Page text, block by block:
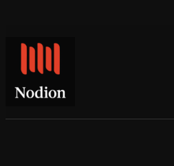
Inhalt
springen